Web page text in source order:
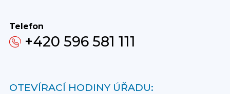
Telefon
+420 596 581 111
OTEVÍRACÍ HODINY ÚŘADU: